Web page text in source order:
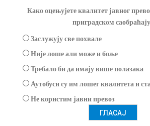
Како оцењујете квалитет јавног
приградском
Заслужују све похвале
Није лоше али може и боље
Требало би да имају више полазака
Аутобуси су им лошег квалитета и
Не користим јавни превоз